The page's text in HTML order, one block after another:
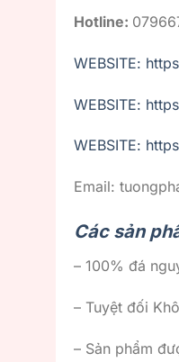
Hotline:
WEBSITE:
WEBSITE:
WEBSITE:
Email:
Các sản
– 100% đá
– Tuyệt đối
– Sản phẩm